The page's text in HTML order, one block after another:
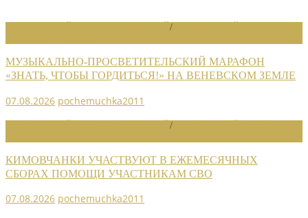
/
МУЗЫКАЛЬНО-ПРОСВЕТИТЕЛЬСКИЙ МАРАФОН
«ЗНАТЬ, ЧТОБЫ ГОРДИТЬСЯ!» НА ВЕНЕВСКОМ ЗЕМЛЕ
07.08.2026 pochemuchka2011
/
КИМОВЧАНКИ УЧАСТВУЮТ В ЕЖЕМЕСЯЧНЫХ
СБОРАХ ПОМОЩИ УЧАСТНИКАМ СВО
07.08.2026 pochemuchka2011